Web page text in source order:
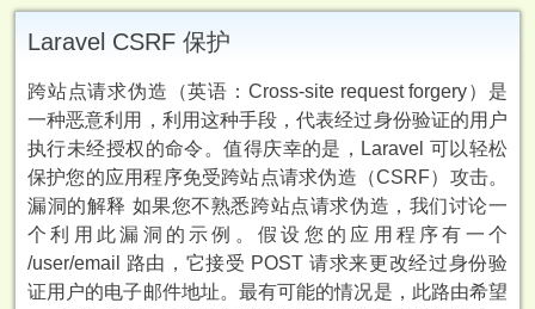
Laravel CSRF 保护
跨站点请求伪造（英语：Cross-site request forgery）是
一种恶意利用，利用这种手段，代表经过身份验证的用户
执行未经授权的命令。值得庆幸的是，Laravel 可以轻松
保护您的应用程序免受跨站点请求伪造（CSRF）攻击。
漏洞的解释 如果您不熟悉跨站点请求伪造，我们讨论一
个利用此漏洞的示例。假设您的应用程序有一个
/user/email 路由，它接受 POST 请求来更改经过身份验
证用户的电子邮件地址。最有可能的情况是，此路由希望